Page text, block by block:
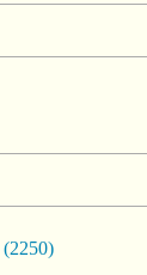
(2250)